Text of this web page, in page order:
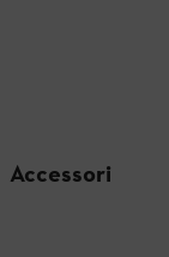
Accessori